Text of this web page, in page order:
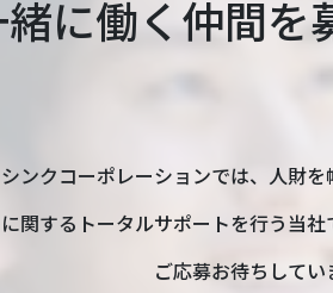
に働く仲間を
シンクコーポレーションでは、人財を
関するトータルサポートを行う当
ご応募お待ちしてい